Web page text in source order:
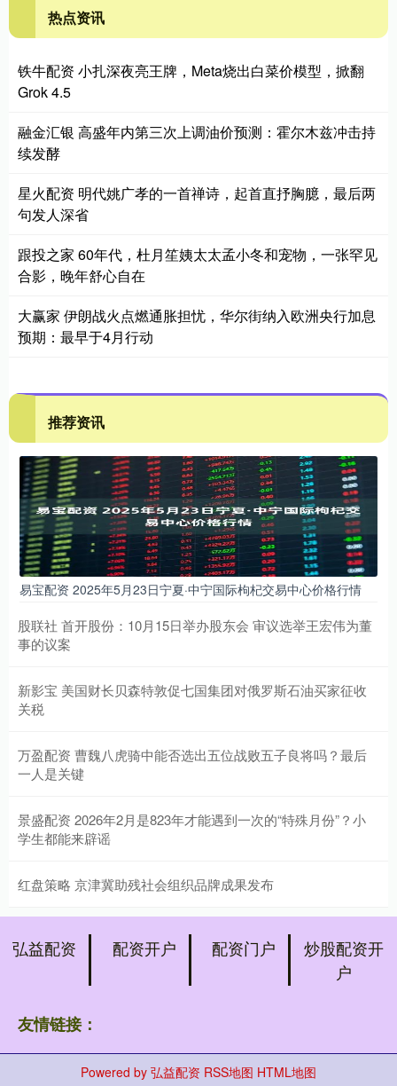
热点资讯
铁牛配资 小扎深夜亮王牌，Meta烧出白菜价模型，掀翻
Grok 4.5
融金汇银 高盛年内第三次上调油价预测：霍尔木兹冲击持
续发酵
星火配资 明代姚广孝的一首禅诗，起首直抒胸臆，最后两
句发人深省
跟投之家 60年代，杜月笙姨太太孟小冬和宠物，一张罕见
合影，晚年舒心自在
大赢家 伊朗战火点燃通胀担忧，华尔街纳入欧洲央行加息
预期：最早于4月行动
推荐资讯
易宝配资 2025年5月23日宁夏·中宁国际枸杞交易中心价格行情
股联社 首开股份：10月15日举办股东会 审议选举王宏伟为董
事的议案
新影宝 美国财长贝森特敦促七国集团对俄罗斯石油买家征收
关税
万盈配资 曹魏八虎骑中能否选出五位战败五子良将吗？最后
一人是关键
景盛配资 2026年2月是823年才能遇到一次的“特殊月份”？小
学生都能来辟谣
红盘策略 京津冀助残社会组织品牌成果发布
弘益配资 配资开户 配资门户
炒股配资开
户
友情链接：
Powered by 弘益配资 RSS地图 HTML地图